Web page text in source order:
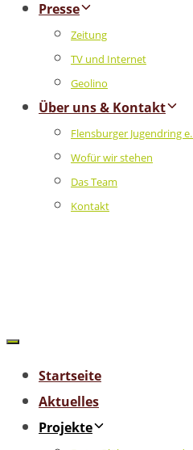
Presse
Zeitung
TV und Internet
Geolino
Über uns & Kontakt
Flensburger Jugendring
Wofür wir stehen
Das Team
Kontakt
Startseite
Aktuelles
Projekte